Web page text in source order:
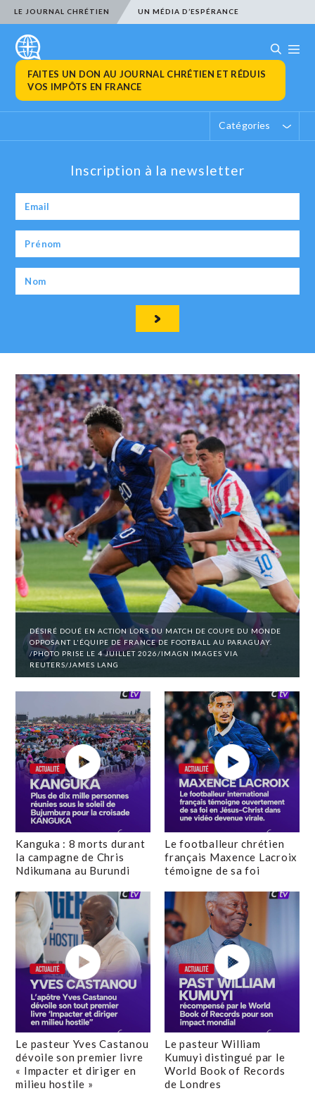
LE JOURNAL CHRÉTIEN UN MÉDIA D’ESPÉRANCE
FAITES UN DON AU JOURNAL CHRÉTIEN ET RÉDUIS
VOS IMPÔTS EN FRANCE
Catégories
Inscription à la newsletter
DÉSIRÉ DOUÉ EN ACTION LORS DU MATCH DE COUPE DU MONDE
OPPOSANT L'ÉQUIPE DE FRANCE DE FOOTBALL AU PARAGUAY.
/PHOTO PRISE LE 4 JUILLET 2026/IMAGN IMAGES VIA
REUTERS/JAMES LANG
Kanguka : 8 morts durant
la campagne de Chris
Ndikumana au Burundi
Le footballeur chrétien
français Maxence Lacroix
témoigne de sa foi
Le pasteur Yves Castanou
dévoile son premier livre
« Impacter et diriger en
milieu hostile »
Le pasteur William
Kumuyi distingué par le
World Book of Records
de Londres